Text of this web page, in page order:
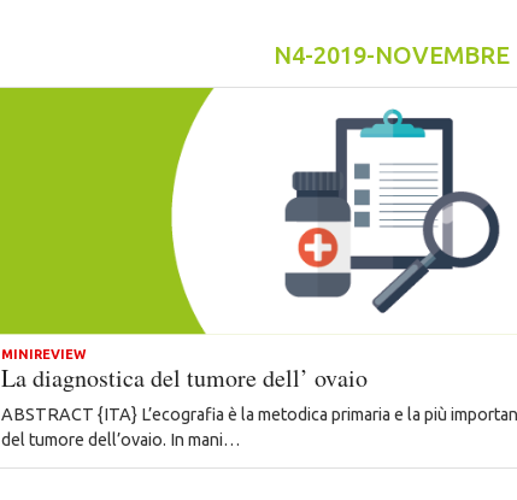
N4-2019-NOVEMBRE
MINIREVIEW
La diagnostica del tumore dell’ ovaio
ABSTRACT {ITA} L’ecografia è la metodica primaria e la più
del tumore dell’ovaio. In mani…